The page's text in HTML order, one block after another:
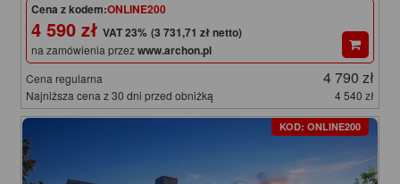
Cena z kodem:ONLINE200
4 590 zł (3 731,71 zł netto)
na zamówienia przezwww.archon.pl
Cena regularna 4 790 zł
Najniższa cena z 30 dni przed obniżką 4 540 zł
KOD: ONLINE200